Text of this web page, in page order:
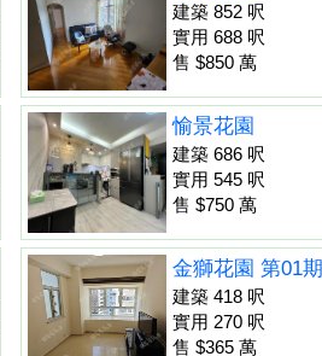
建築 852 呎
實用 688 呎
售 $850 萬
愉景花園
建築 686 呎
實用 545 呎
售 $750 萬
金獅花園 第01期
建築 418 呎
實用 270 呎
售 $365 萬